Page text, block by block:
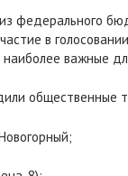
федерального
в
наиболее важные
общественные